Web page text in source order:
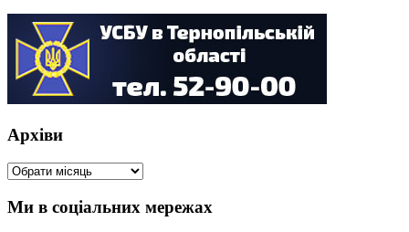
Архіви
Архіви
Ми в соціальних мережах